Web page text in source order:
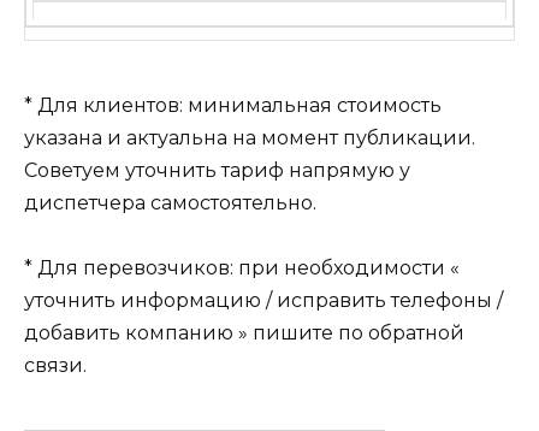
* Для клиентов: минимальная стоимость
указана и актуальна на момент публикации.
Советуем уточнить тариф напрямую у
диспетчера самостоятельно.
* Для перевозчиков: при необходимости «
уточнить информацию / исправить телефоны /
добавить компанию » пишите по обратной
связи.